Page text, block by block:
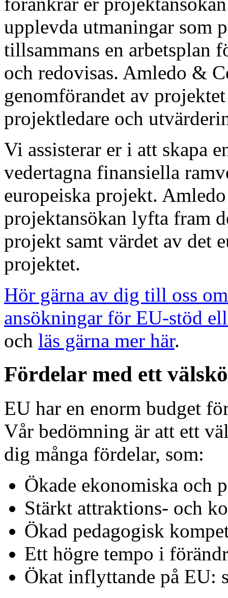
upplevda utmaningar som
tillsammans en arbetsplan
och redovisas. Amledo &
genomförandet av
projektledare och
Vi assisterar er i att skapa
vedertagna finansiella
europeiska projekt.
projektansökan lyfta fram
projekt samt värdet av det
projektet.
Hör gärna av dig till oss
ansökningar för EU-stöd
och läs gärna mer här.
Fördelar med ett
EU har en enorm budget
Vår bedömning är att ett
dig många fördelar, som:
Ökade ekonomiska och
Stärkt attraktions- och
Ökad pedagogisk
Ett högre tempo i
Ökat inflyttande på EU: